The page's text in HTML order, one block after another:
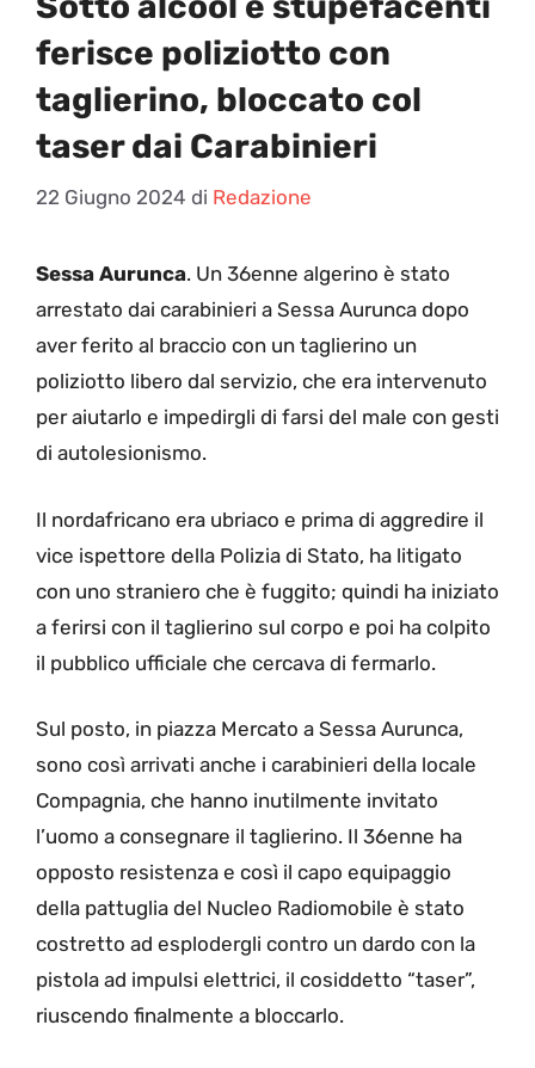
ferisce poliziotto con
taglierino, bloccato col
taser dai Carabinieri
22 Giugno 2024 di Redazione
Sessa Aurunca. Un 36enne algerino è stato
arrestato dai carabinieri a Sessa Aurunca dopo
aver ferito al braccio con un taglierino un
poliziotto libero dal servizio, che era intervenuto
per aiutarlo e impedirgli di farsi del male con gesti
di autolesionismo.
Il nordafricano era ubriaco e prima di aggredire il
vice ispettore della Polizia di Stato, ha litigato
con uno straniero che è fuggito; quindi ha iniziato
a ferirsi con il taglierino sul corpo e poi ha colpito
il pubblico ufficiale che cercava di fermarlo.
Sul posto, in piazza Mercato a Sessa Aurunca,
sono così arrivati anche i carabinieri della locale
Compagnia, che hanno inutilmente invitato
l’uomo a consegnare il taglierino. Il 36enne ha
opposto resistenza e così il capo equipaggio
della pattuglia del Nucleo Radiomobile è stato
costretto ad esplodergli contro un dardo con la
pistola ad impulsi elettrici, il cosiddetto “taser”,
riuscendo finalmente a bloccarlo.